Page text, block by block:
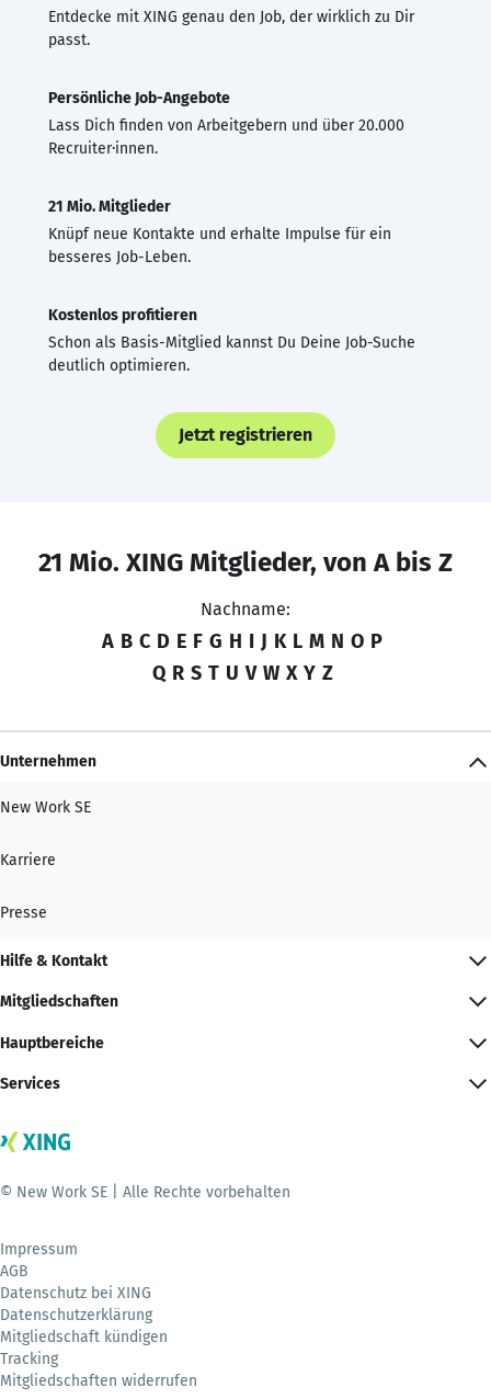
Entdecke mit XING genau den Job, der wirklich zu Dir
passt.
Persönliche Job-Angebote
Lass Dich finden von Arbeitgebern und über 20.000
Recruiter·innen.
21 Mio. Mitglieder
Knüpf neue Kontakte und erhalte Impulse für ein
besseres Job-Leben.
Kostenlos profitieren
Schon als Basis-Mitglied kannst Du Deine Job-Suche
deutlich optimieren.
Jetzt registrieren
21 Mio. XING Mitglieder, von A bis Z
Nachname:
A B C D E F G H I J K L M N O P
Q R S T U V W X Y Z
Unternehmen
New Work SE
Karriere
Presse
Hilfe & Kontakt
Mitgliedschaften
Hauptbereiche
Services
© New Work SE | Alle Rechte vorbehalten
Impressum
AGB
Datenschutz bei XING
Datenschutzerklärung
Mitgliedschaft kündigen
Tracking
Mitgliedschaften widerrufen